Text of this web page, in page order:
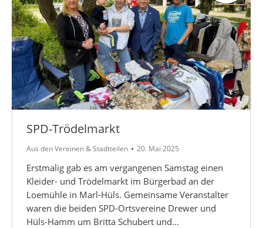
SPD-Trödelmarkt
Aus den Vereinen & Stadtteilen 20. Mai 2025
Erstmalig gab es am vergangenen Samstag einen
Kleider- und Trödelmarkt im Bürgerbad an der
Loemühle in Marl-Hüls. Gemeinsame Veranstalter
waren die beiden SPD-Ortsvereine Drewer und
Hüls-Hamm um Britta Schubert und…